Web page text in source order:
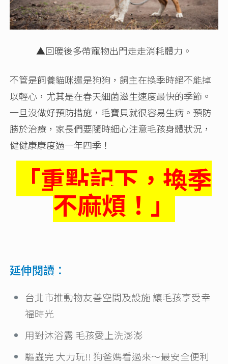
▲回暖後多帶寵物出門走走消耗體力。
不管是飼養貓咪還是狗狗，飼主在換季時絕不能掉
以輕心，尤其是在春天細菌滋生速度最快的季節。
一旦沒做好預防措施，毛寶貝就很容易生病。預防
勝於治療，家長們要隨時細心注意毛孩身體狀況，
健健康康度過一年四季！
「重點記下，換季
不麻煩！」
延伸閱讀：
台北市推動物友善空間及設施 讓毛孩享受幸
福時光
用對沐浴露 毛孩愛上洗澎澎
驅蟲完 大力玩!! 狗爸媽看過來～最安全便利